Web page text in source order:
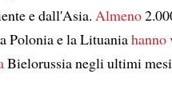
e dall'Asia. Almeno
Polonia e la Lituaniahanno
Bielorussia negli ultimi